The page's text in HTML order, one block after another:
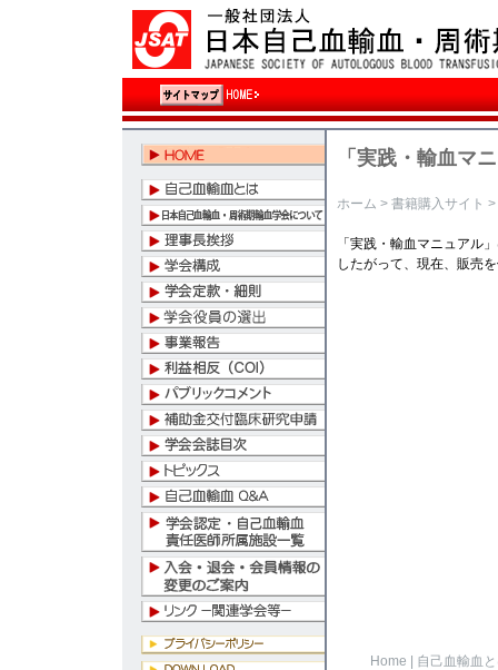
「実践・輸血マ
ホーム > 書籍購入サイト >
「実践・輸血マニュアル
したがって、現在、販売
Home
自己血輸血